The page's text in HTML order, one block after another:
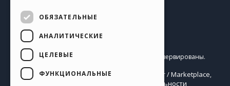
Pусский
Copyright © 2026Incomedia s.r.l.
Все права зарезервированы.
P.IVA IT07514640015
Правила Использования WebSite X5:
Help Center / Marketplace,
Политика конфиденциальности
ОБЯЗАТЕЛЬНЫЕ
АНАЛИТИЧЕСКИЕ
ЦЕЛЕВЫЕ
ФУНКЦИОНАЛЬНЫЕ